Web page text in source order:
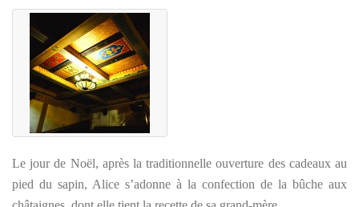
Le jour de Noël, après la traditionnelle ouverture des cadeaux au
pied du sapin, Alice s’adonne à la confection de la bûche aux